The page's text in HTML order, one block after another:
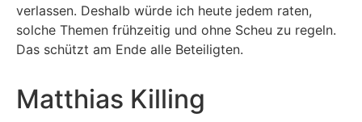
verlassen. Deshalb würde ich heute jedem raten,
solche Themen frühzeitig und ohne Scheu zu regeln.
Das schützt am Ende alle Beteiligten.
Matthias Killing